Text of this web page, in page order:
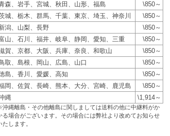
森、岩手、宮城、秋田、山形、福島
\850～
城、栃木、群馬、千葉、東京、埼玉、神奈川
\850～
潟、山梨、長野
\850～
山、石川、福井、岐阜、静岡、愛知、三重
\850～
賀、京都、大阪、兵庫、奈良、和歌山
\850～
取、島根、岡山、広島、山口
\850～
島、香川、愛媛、高知
\850～
岡、佐賀、長崎、熊本、大分、宮崎、鹿児島
\850～
縄
\1,914～
縄離島・その他離島に関しましては送料の他に中継料がか
る場合がございます。その場合には弊社より改めてお知らせ
たします。